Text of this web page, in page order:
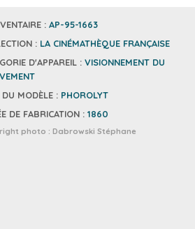
: AP-95-1663
: LA CINÉMATHÈQUE FRANÇAISE
D'APPAREIL : VISIONNEMENT DU
MODÈLE : PHOROLYT
DE FABRICATION : 1860
photo : Dabrowski Stéphane